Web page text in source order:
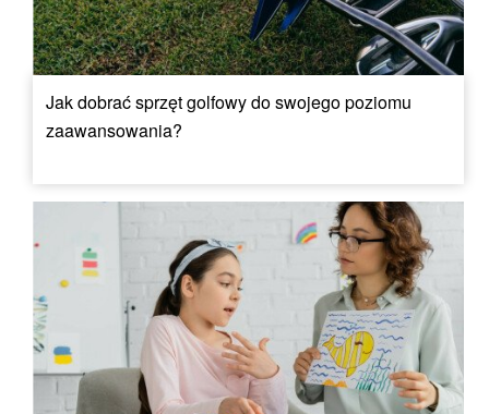
Jak dobrać sprzęt golfowy do swojego poziomu
zaawansowania?